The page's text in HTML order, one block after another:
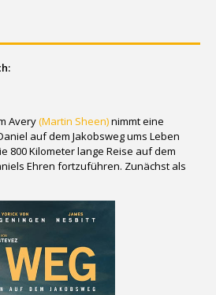
Avery(Martin Sheen)nimmt eine
auf dem Jakobsweg ums Leben
800 Kilometer lange Reise auf dem
Ehren fortzuführen. Zunächst als